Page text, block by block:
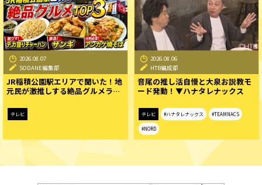
2026.08.07
SODANE編集部
JR稲積公園駅エリアで聞いた！地
元民が激推しする絶品グルメラ…
テレビ
2026.08.06
HTB編成部
音尾の推し活自慢と大泉お説教モ
ード発動！▼ハナタレナックス
テレビ #ハナタレナックス #TEAMNACS
#NORD